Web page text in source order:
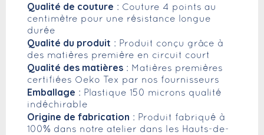
Qualité de couture : Couture 4 points au
centimètre pour une résistance longue
durée
Qualité du produit : Produit conçu grâce à
des matières première en circuit court
Qualité des matières : Matières premières
certifiées Oeko Tex par nos fournisseurs
Emballage : Plastique 150 microns qualité
indéchirable
Origine de fabrication : Produit fabriqué à
100% dans notre atelier dans les Hauts-de-